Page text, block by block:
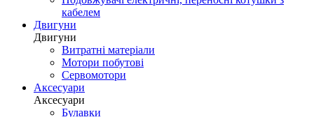
кабелем
Двигуни
Двигуни
Витратні матеріали
Мотори побутові
Сервомотори
Аксесуари
Аксесуари
Булавки